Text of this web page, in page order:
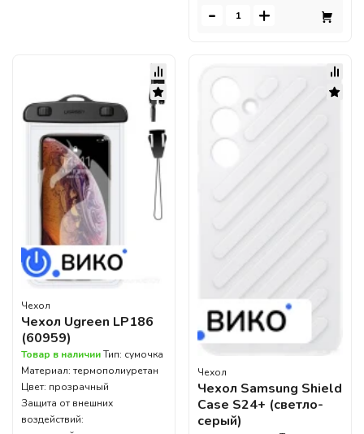
- +
Чехол
Чехол Ugreen LP186
(60959)
Товар в наличииТип: сумочка
Материал: термополиуретан
Цвет: прозрачный
Защита от внешних
воздействий:
Чехол
Чехол Samsung Shield
Case S24+ (светло-
серый)